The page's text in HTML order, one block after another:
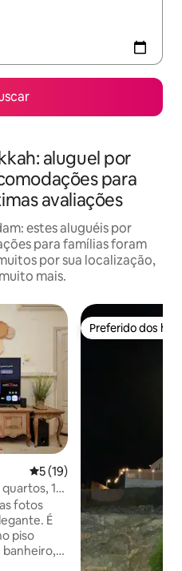
aluguel por
para
avaliações
estes aluguéis por
para famílias foram
por sua localização,
mais.
5 de uma avaliação média
5 (19)
1
fotos
É
piso
Preferido dos
Preferido dos